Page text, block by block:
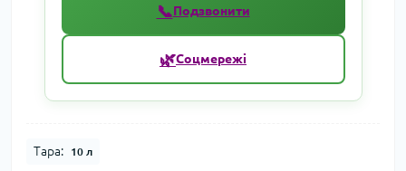
📞Подзвонити
🌿Соцмережі
Тара: 10 л